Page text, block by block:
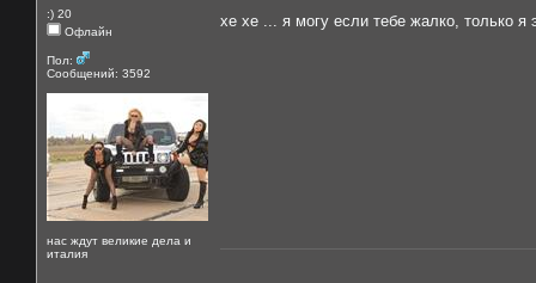
:) 20
Офлайн
Пол:
Сообщений: 3592
нас ждут великие дела и
италия
хе хе ... я могу если тебе жалко, только